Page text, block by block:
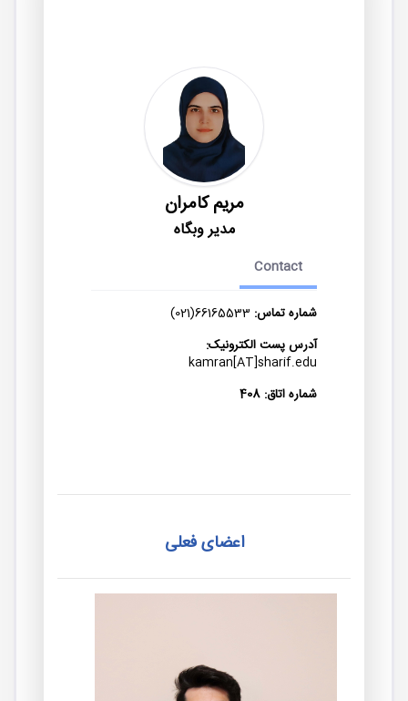
مریم کامران
مدیر وبگاه
Contact
شماره تماس:
آدرس پست الکترونیک:
kamran[AT]sharif.edu
شماره اتاق: 408
اعضای فعلی